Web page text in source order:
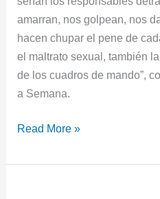
amarran, nos golpean, nos
hacen chupar el pene de
el maltrato sexual, también
de los cuadros de mando”,
a Semana.
Read More »